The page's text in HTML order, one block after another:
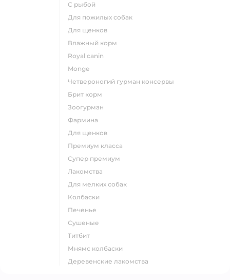
с рыбой
для пожилых собак
для щенков
влажный корм
royal canin
monge
четвероногий гурман консервы
брит корм
зоогурман
фармина
для щенков
премиум класса
супер премиум
лакомства
для мелких собак
колбаски
печенье
сушеные
титбит
мнямс колбаски
деревенские лакомства